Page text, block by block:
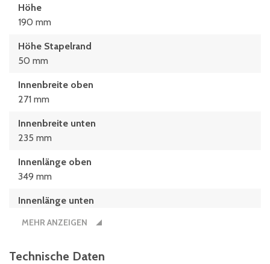
Höhe
190 mm
Höhe Stapelrand
50 mm
Innenbreite oben
271 mm
Innenbreite unten
235 mm
Innenlänge oben
349 mm
Innenlänge unten
410 mm
MEHR ANZEIGEN
Technische Daten